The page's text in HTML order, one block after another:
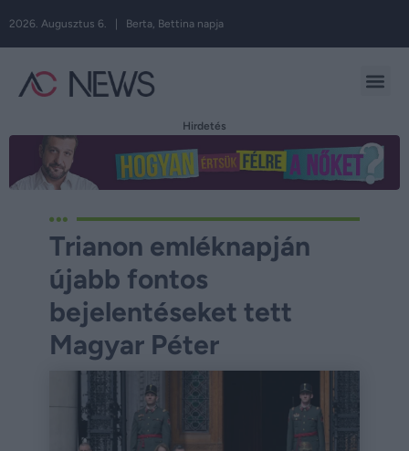
2026. Augusztus 6. | Berta, Bettina napja
Hirdetés
Trianon emléknapján
újabb fontos
bejelentéseket tett
Magyar Péter